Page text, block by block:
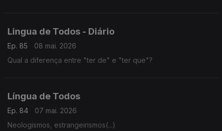
Lingua de Todos - Diário
Ep. 85
08 mai. 2026
Qual a diferença entre "ter de" e "ter que"?
Língua de Todos
Ep. 84
07 mai. 2026
Neologismos, estrangeirismos(...)